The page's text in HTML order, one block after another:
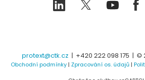
LinkedIn Twitter
protext@ctk.cz | +420 222 098 175 | ©
Obchodní podmínky| Zpracování os. údajů|